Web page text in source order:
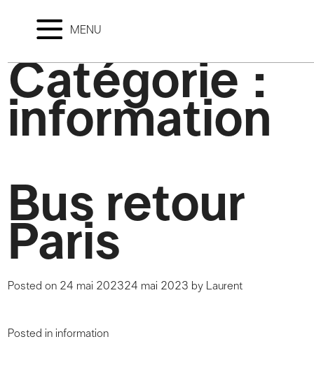
MENU
Catégorie :
information
Bus retour
Paris
Posted on 24 mai 202324 mai 2023 by Laurent
Posted in information